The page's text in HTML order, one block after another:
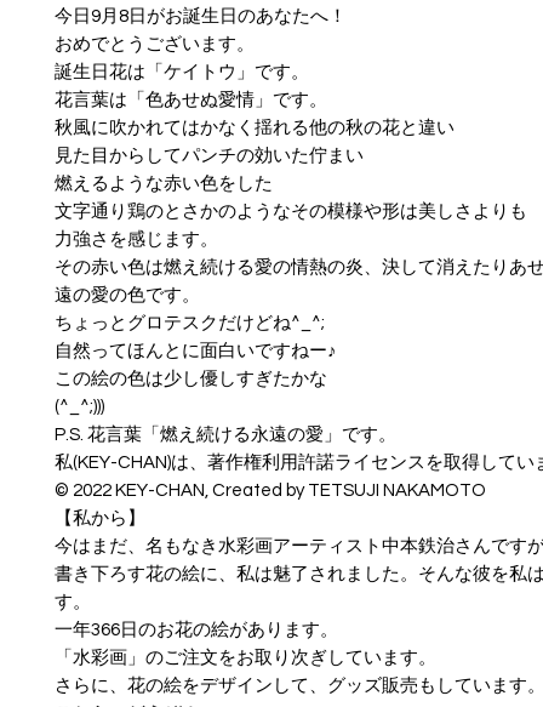
今日9月8日がお誕生日のあなたへ！
おめでとうございます。
誕生日花は「ケイトウ」です。
花言葉は「色あせぬ愛情」です。
秋風に吹かれてはかなく揺れる他の秋の花と違い
見た目からしてパンチの効いた佇まい
燃えるような赤い色をした
文字通り鶏のとさかのようなその模様や形は美しさよりも
力強さを感じます。
その赤い色は燃え続ける愛の情熱の炎、決して消えたりあ
遠の愛の色です。
ちょっとグロテスクだけどね^_^;
自然ってほんとに面白いですねー♪
この絵の色は少し優しすぎたかな
(^_^;)))
P.S. 花言葉「燃え続ける永遠の愛」です。
私(KEY-CHAN)は、著作権利用許諾ライセンスを取得してい
© ︎2022 KEY-CHAN, Created by TETSUJI NAKAMOTO
【私から】
今はまだ、名もなき水彩画アーティスト中本鉄治さんです
書き下ろす花の絵に、私は魅了されました。そんな彼を私
す。
一年366日のお花の絵があります。
「水彩画」のご注文をお取り次ぎしています。
さらに、花の絵をデザインして、グッズ販売もしています